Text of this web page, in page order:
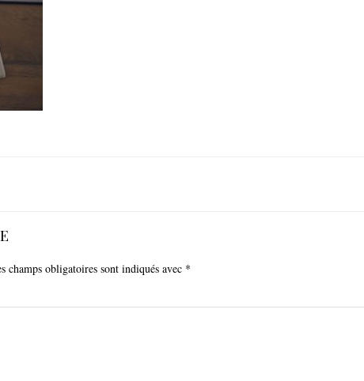
champs obligatoires sont indiqués avec *